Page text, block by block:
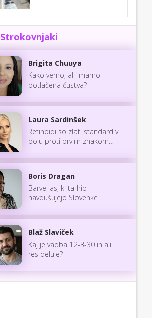
Strokovnjaki
Brigita Chuuya
Kako vemo, ali imamo
potlačena čustva?
Laura Sardinšek
Retinoidi so zlati standard v
boju proti prvim znakom
Boris Dragan
Barve las, ki ta hip
navdušujejo Slovenke
Blaž Slaviček
Kaj je vadba 12-3-30 in ali
res deluje?